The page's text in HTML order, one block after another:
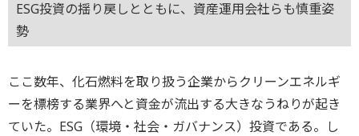
ESG投資の揺り戻しとともに、資産運用会社らも慎重姿
勢
ここ数年、化石燃料を取り扱う企業からクリーンエネルギ
ーを標榜する業界へと資金が流出する大きなうねりが起き
ていた。ESG（環境・社会・ガバナンス）投資である。し